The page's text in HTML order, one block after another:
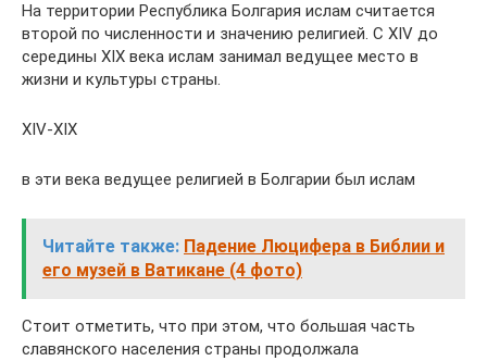
На территории Республика Болгария ислам считается
второй по численности и значению религией. С XIV до
середины XIX века ислам занимал ведущее место в
жизни и культуры страны.
XIV-XIX
в эти века ведущее религией в Болгарии был ислам
Читайте также: Падение Люцифера в Библии и
его музей в Ватикане (4 фото)
Стоит отметить, что при этом, что большая часть
славянского населения страны продолжала